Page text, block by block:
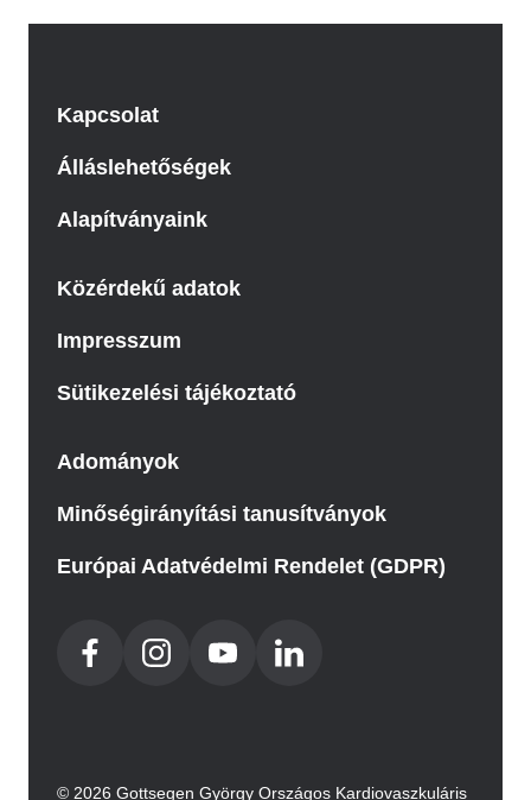
Kapcsolat
Álláslehetőségek
Alapítványaink
Közérdekű adatok
Impresszum
Sütikezelési tájékoztató
Adományok
Minőségirányítási tanusítványok
Európai Adatvédelmi Rendelet (GDPR)
© 2026 Gottsegen György Országos Kardiovaszkuláris